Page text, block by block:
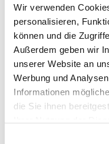
Wir verwenden
personalisieren,
können und die
Außerdem geben wir
unserer Website an
Werbung und
Informationen
die Sie ihnen
Highlights
Unsere Kunden
Fotos &
Kontakt / Anfahrt
Team Zentrale
Team NL Süd
Standorte
Über uns
Das
Unsere
Warum wir?